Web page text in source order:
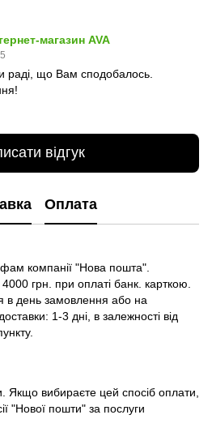
магазин AVA
раді, що Вам сподобалось.
відгук
Оплата
компанії "Нова пошта".
грн. при оплаті банк. карткою.
в день замовлення або на
1-3 дні, в залежності від
Якщо вибираєте цей спосіб оплати,
"Нової пошти" за послуги